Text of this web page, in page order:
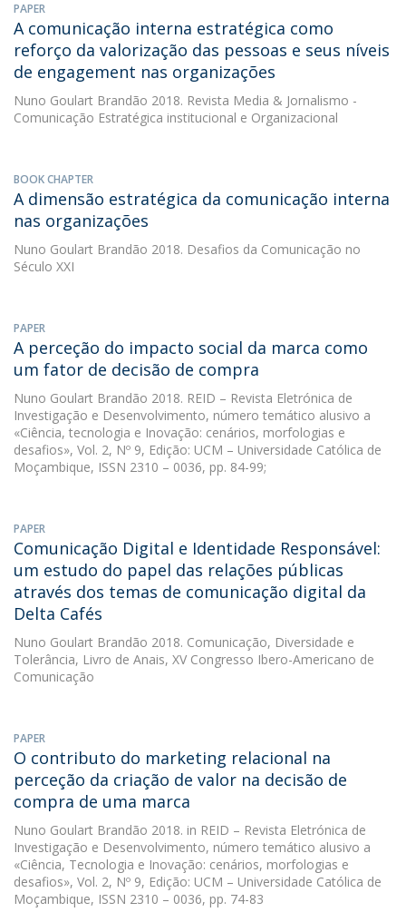
PAPER
A comunicação interna estratégica como
reforço da valorização das pessoas e seus níveis
de engagement nas organizações
Nuno Goulart Brandão 2018. Revista Media & Jornalismo -
Comunicação Estratégica institucional e Organizacional
BOOK CHAPTER
A dimensão estratégica da comunicação interna
nas organizações
Nuno Goulart Brandão 2018. Desafios da Comunicação no
Século XXI
PAPER
A perceção do impacto social da marca como
um fator de decisão de compra
Nuno Goulart Brandão 2018. REID – Revista Eletrónica de
Investigação e Desenvolvimento, número temático alusivo a
«Ciência, tecnologia e Inovação: cenários, morfologias e
desafios», Vol. 2, Nº 9, Edição: UCM – Universidade Católica de
Moçambique, ISSN 2310 – 0036, pp. 84-99;
PAPER
Comunicação Digital e Identidade Responsável:
um estudo do papel das relações públicas
através dos temas de comunicação digital da
Delta Cafés
Nuno Goulart Brandão 2018. Comunicação, Diversidade e
Tolerância, Livro de Anais, XV Congresso Ibero-Americano de
Comunicação
PAPER
O contributo do marketing relacional na
perceção da criação de valor na decisão de
compra de uma marca
Nuno Goulart Brandão 2018. in REID – Revista Eletrónica de
Investigação e Desenvolvimento, número temático alusivo a
«Ciência, Tecnologia e Inovação: cenários, morfologias e
desafios», Vol. 2, Nº 9, Edição: UCM – Universidade Católica de
Moçambique, ISSN 2310 – 0036, pp. 74-83